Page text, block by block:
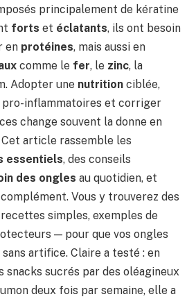
principalement de kératine
forts et éclatants, ils ont besoin
en protéines, mais aussi en
comme le fer, le zinc, la
Adopter une nutrition ciblée,
inflammatoires et corriger
change souvent la donne en
Cet article rassemble les
essentiels, des conseils
des ongles au quotidien, et
Vous y trouverez des
simples, exemples de
— pour que vos ongles
artifice. Claire a testé : en
sucrés par des oléagineux
deux fois par semaine, elle a